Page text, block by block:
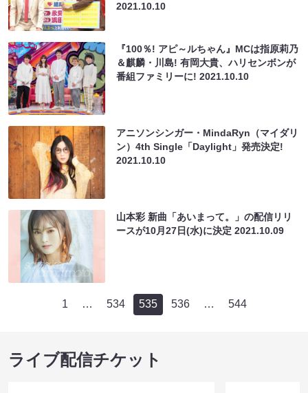
2021.10.10
『100％! アピ～ルちゃん』MCは指原莉乃
＆麒麟・川島! 有岡大貴、ハリセンボンが
番組ファミリーに!2021.10.10
アニソンシンガー・MindaRyn（マイダリ
ン）4th Single「Daylight」発売決定!
2021.10.10
山本彩 新曲「あいまって。」の配信リリ
ースが10月27日(水)に決定2021.10.09
1 … 534 535 536 … 544
ライブ配信チケット